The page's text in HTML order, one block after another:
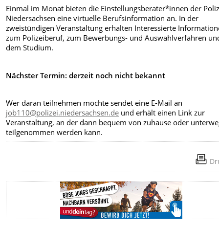
Einmal im Monat bieten die Einstellungsberater*innen der
Niedersachsen eine virtuelle Berufsinformation an. In der
zweistündigen Veranstaltung erhalten Interessierte
zum Polizeiberuf, zum Bewerbungs- und Auswahlverfahren
dem Studium.
Nächster Termin: derzeit noch nicht bekannt
Wer daran teilnehmen möchte sendet eine E-Mail an
job110@polizei.niedersachsen.de und erhält einen Link zur
Veranstaltung, an der dann bequem von zuhause oder
teilgenommen werden kann.